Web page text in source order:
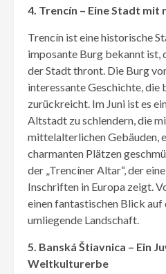
4. Trencín – Eine Stadt mit
Trencín ist eine historische
imposante Burg bekannt ist,
der Stadt thront. Die Burg
interessante Geschichte, die
zurückreicht. Im Juni ist es
Altstadt zu schlendern, die
mittelalterlichen Gebäuden,
charmanten Plätzen
der „Trencíner Altar“, der
Inschriften in Europa zeigt.
einen fantastischen Blick auf
umliegende Landschaft.
5. Banská Štiavnica – Ein
Weltkulturerbe